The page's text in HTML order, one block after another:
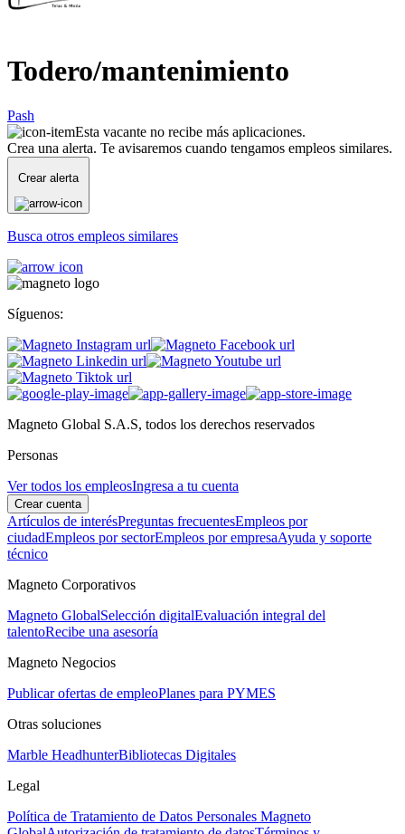
Todero/mantenimiento
Pash
Esta vacante no recibe más aplicaciones.
Crea una alerta. Te avisaremos cuando tengamos empleos similares.
Crear alerta
Busca otros empleos similares
Síguenos:
Magneto Global S.A.S, todos los derechos reservados
Personas
Ver todos los empleosIngresa a tu cuenta
Crear cuenta
Artículos de interésPreguntas frecuentesEmpleos por
ciudadEmpleos por sectorEmpleos por empresaAyuda y soporte
técnico
Magneto Corporativos
Magneto GlobalSelección digitalEvaluación integral del
talentoRecibe una asesoría
Magneto Negocios
Publicar ofertas de empleoPlanes para PYMES
Otras soluciones
Marble HeadhunterBibliotecas Digitales
Legal
Política de Tratamiento de Datos Personales Magneto